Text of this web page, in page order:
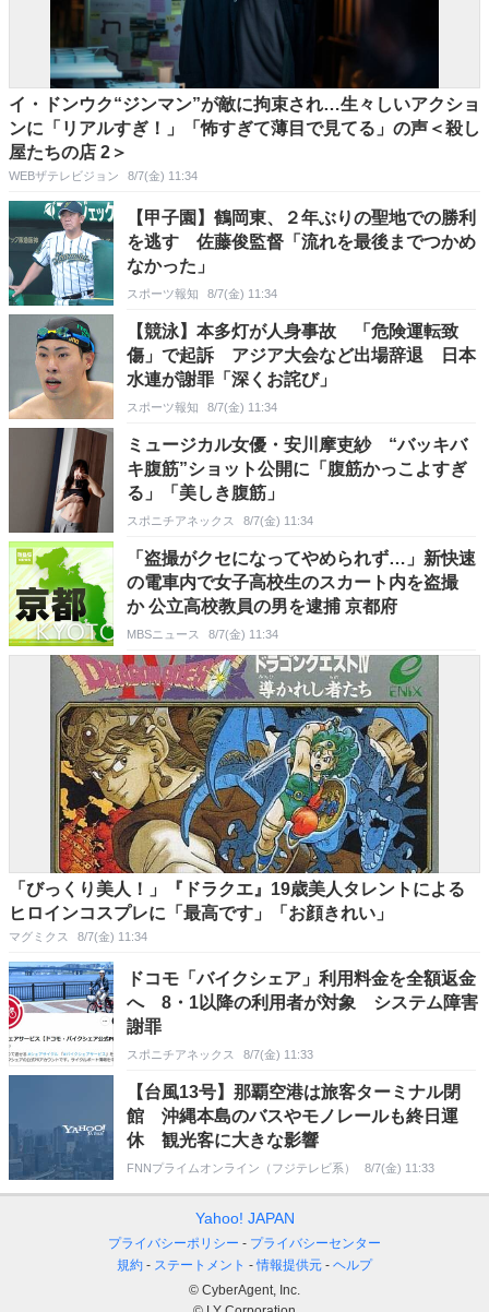
イ・ドンウク“ジンマン”が敵に拘束され…生々しいアクショ
ンに「リアルすぎ！」「怖すぎて薄目で見てる」の声＜殺し
屋たちの店 2＞
WEBザテレビジョン 8/7(金) 11:34
【甲子園】鶴岡東、２年ぶりの聖地での勝利
を逃す 佐藤俊監督「流れを最後までつかめ
なかった」
スポーツ報知 8/7(金) 11:34
【競泳】本多灯が人身事故 「危険運転致
傷」で起訴 アジア大会など出場辞退 日本
水連が謝罪「深くお詫び」
スポーツ報知 8/7(金) 11:34
ミュージカル女優・安川摩吏紗 “バッキバ
キ腹筋”ショット公開に「腹筋かっこよすぎ
る」「美しき腹筋」
スポニチアネックス 8/7(金) 11:34
「盗撮がクセになってやめられず…」新快速
の電車内で女子高校生のスカート内を盗撮
か 公立高校教員の男を逮捕 京都府
MBSニュース 8/7(金) 11:34
「びっくり美人！」『ドラクエ』19歳美人タレントによる
ヒロインコスプレに「最高です」「お顔きれい」
マグミクス 8/7(金) 11:34
ドコモ「バイクシェア」利用料金を全額返金
へ 8・1以降の利用者が対象 システム障害
謝罪
スポニチアネックス 8/7(金) 11:33
【台風13号】那覇空港は旅客ターミナル閉
館 沖縄本島のバスやモノレールも終日運
休 観光客に大きな影響
FNNプライムオンライン（フジテレビ系） 8/7(金) 11:33
Yahoo! JAPAN
プライバシーポリシー
プライバシーセンター
規約
ステートメント 情報提供元
ヘルプ
© CyberAgent, Inc.